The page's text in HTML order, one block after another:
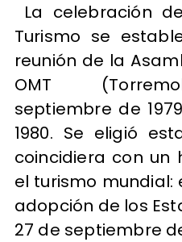
La celebración
Turismo se
reunión de la
OMT
septiembre de
1980. Se eligió
coincidiera con un
el turismo mundial:
adopción de los
27 de septiembre